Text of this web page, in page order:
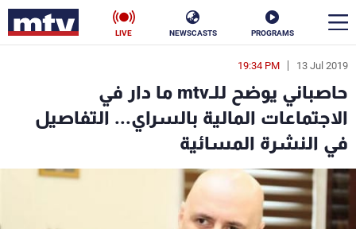
PROGRAMS
NEWSCASTS
LIVE
13 Jul 2019
19:34 PM
حاصباني يوضح للـmtv ما دار في
الاجتماعات المالية بالسراي... التفاصيل
في النشرة المسائية
en
الأخبار
سياسة
إقتصاد
منوعات